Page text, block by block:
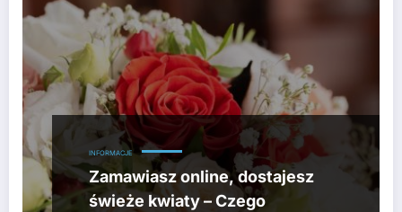
INFORMACJE
Zamawiasz online, dostajesz
świeże kwiaty – Czego